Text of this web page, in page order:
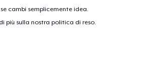
cambi semplicemente idea.
più sulla nostra politica di reso.